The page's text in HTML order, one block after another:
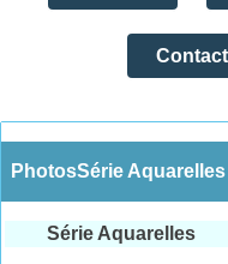
Contact
PhotosSérie Aquarelles
Série Aquarelles